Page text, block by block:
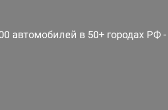
автомобилей в 50+ городах РФ